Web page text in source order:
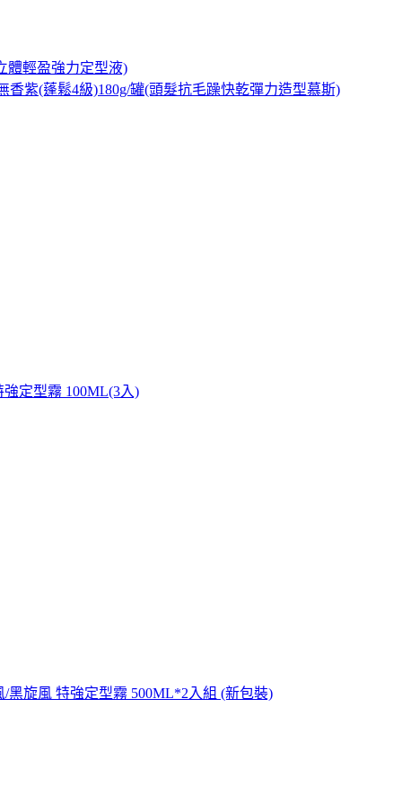
體輕盈強力定型液)
紫(蓬鬆4級)180g/罐(頭髮抗毛躁快乾彈力造型慕斯)
強定型霧 100ML(3入)
/黑旋風 特強定型霧 500ML*2入組 (新包裝)